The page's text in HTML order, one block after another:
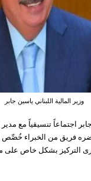
وزير المالية اللبناني ياسين جابر
اجتماعاً تنسيقياً مع
فريق من الخبراء خُصِّص